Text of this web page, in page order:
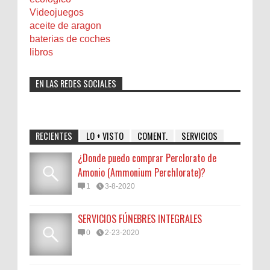
Videojuegos
aceite de aragon
baterias de coches
libros
EN LAS REDES SOCIALES
RECIENTES LO + VISTO COMENT. SERVICIOS
¿Donde puedo comprar Perclorato de
Amonio (Ammonium Perchlorate)?
1 3-8-2020
SERVICIOS FÚNEBRES INTEGRALES
0 2-23-2020